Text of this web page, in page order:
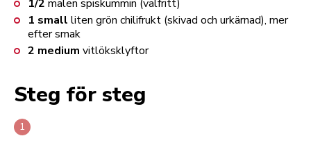
1/2 malen spiskummin (valfritt)
1 small liten grön chilifrukt (skivad och urkärnad), mer
efter smak
2 medium vitlöksklyftor
Steg för steg